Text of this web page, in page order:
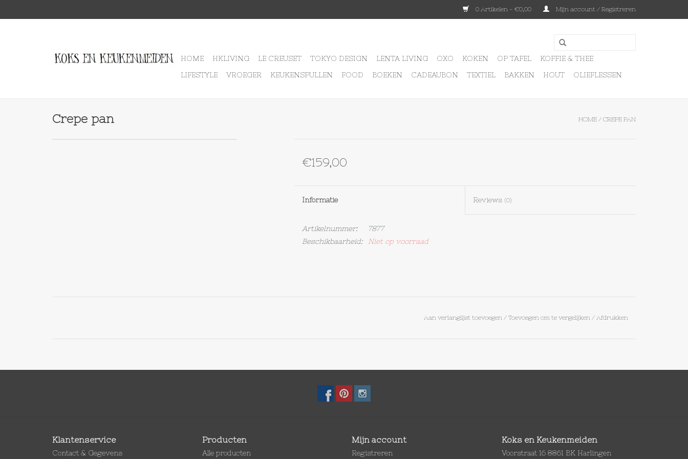
0 Artikelen - €0,00 Mijn account / Registreren
HOME HKLIVING LE CREUSET TOKYO DESIGN LENTA LIVING OXO KOKEN OP TAFEL
KOFFIE & THEE
LIFESTYLE
VROEGER KEUKENSPULLEN FOOD BOEKEN CADEAUBON TEXTIEL BAKKEN HOUT OLIEFLESSEN
Crepe pan HOME / CREPE PAN
€159,00
Informatie Reviews (0)
Artikelnummer:
7877
Beschikbaarheid:
Niet op voorraad
Aan verlanglijst toevoegen/ Toevoegen om te vergelijken / Afdrukken
Klantenservice
Contact & Gegevens
Producten
Alle producten
Mijn account
Registreren
Koks en Keukenmeiden
Voorstraat 16 8861 BK Harlingen